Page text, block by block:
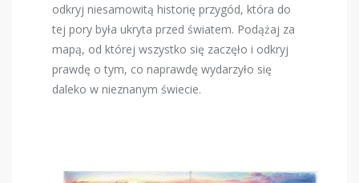
odkryj niesamowitą historię przygód, która do
tej pory była ukryta przed światem. Podążaj za
mapą, od której wszystko się zaczęło i odkryj
prawdę o tym, co naprawdę wydarzyło się
daleko w nieznanym świecie.